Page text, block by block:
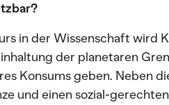
in der Wissenschaft wird
der planetaren
Konsums geben. Neben
und einen sozial-